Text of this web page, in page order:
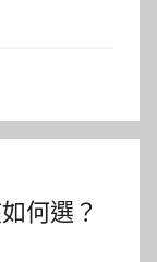
何選？